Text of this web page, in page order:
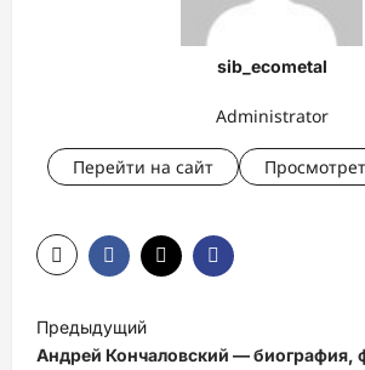
sib_ecometal
Administrator
Перейти на сайт
а
Предыдущий
Андрей Кончаловский — биография,